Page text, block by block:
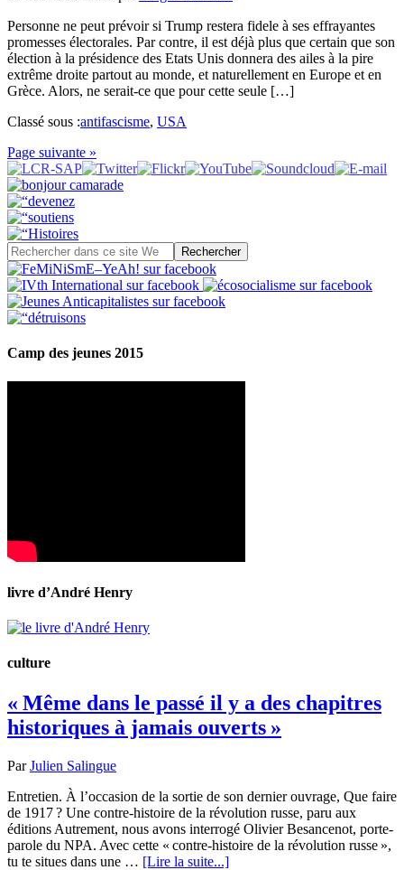
Personne ne peut prévoir si Trump restera fidele à ses effrayantes
promesses électorales. Par contre, il est déjà plus que certain que son
élection à la présidence des Etats Unis donnera des ailes à la pire
extrême droite partout au monde, et naturellement en Europe et en
Grèce. Alors, ne serait-ce que pour cette seule […]
Classé sous :antifascisme, USA
Page suivante »
Camp des jeunes 2015
livre d’André Henry
culture
« Même dans le passé il y a des chapitres
historiques à jamais ouverts »
ParJulien Salingue
Entretien. À l’occasion de la sortie de son dernier ouvrage, Que faire
de 1917 ? Une contre-histoire de la révolution russe, paru aux
éditions Autrement, nous avons interrogé Olivier Besancenot, porte-
parole du NPA. Avec cette « contre-histoire de la révolution russe »,
tu te situes dans une … [Lire la suite...]